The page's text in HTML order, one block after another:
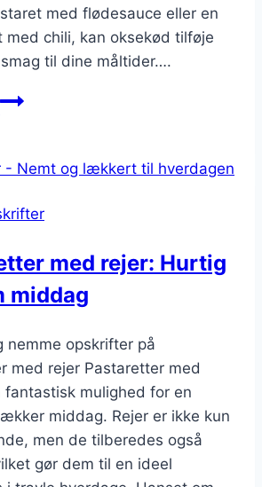
med flødesauce eller en
med chili, kan oksekød tilføje
til dine måltider….
Oksekød
Kødfulde
til
med rejer: Hurtig
middag
nemme opskrifter på
med rejer Pastaretter med
fantastisk mulighed for en
middag. Rejer er ikke kun
men de tilberedes også
gør dem til en ideel